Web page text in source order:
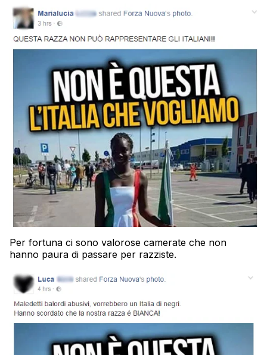
Per fortuna ci sono valorose camerate che non
hanno paura di passare per razziste.